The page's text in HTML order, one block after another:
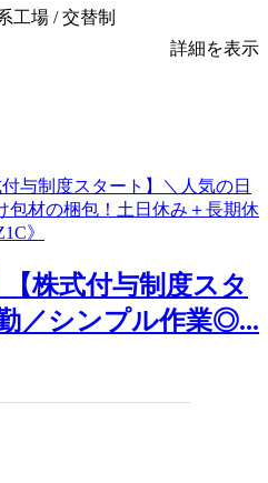
工場 / 交替制
詳細を表示
【株式付与制度スタ
／シンプル作業◎...